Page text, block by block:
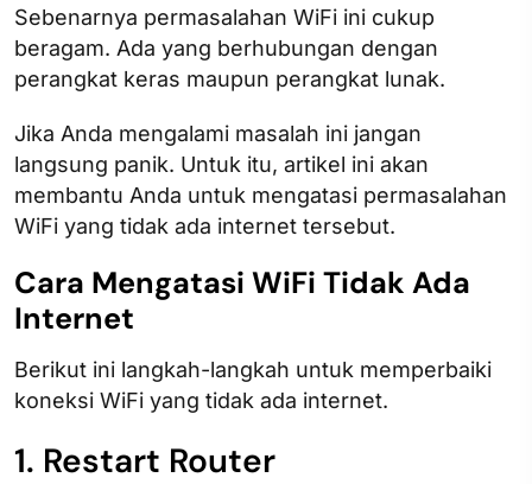
Sebenarnya permasalahan WiFi ini cukup
beragam. Ada yang berhubungan dengan
perangkat keras maupun perangkat lunak.
Jika Anda mengalami masalah ini jangan
langsung panik. Untuk itu, artikel ini akan
membantu Anda untuk mengatasi permasalahan
WiFi yang tidak ada internet tersebut.
Cara Mengatasi WiFi Tidak Ada
Internet
Berikut ini langkah-langkah untuk memperbaiki
koneksi WiFi yang tidak ada internet.
1. Restart Router